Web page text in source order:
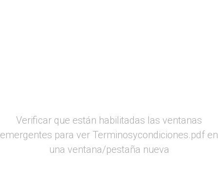
Verificar que están habilitadas las ventanas
emergentes para ver Terminosycondiciones.pdf en
una ventana/pestaña nueva